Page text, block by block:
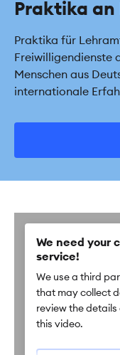
Praktika an
Praktika für
Freiwilligendienste
Menschen aus
internationale
We need your
service!
We use a third
that may collect
review the
this video.